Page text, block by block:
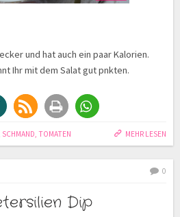
und hat auch ein paar Kalorien.
Ihr mit dem Salat gut pnkten.
MEHR LESEN
SCHMAND,TOMATEN
0
Dip